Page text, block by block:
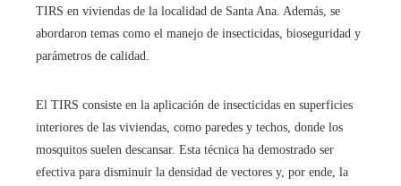
TIRS en viviendas de la localidad de Santa Ana. Además, se
abordaron temas como el manejo de insecticidas, bioseguridad y
parámetros de calidad.​
El TIRS consiste en la aplicación de insecticidas en superficies
interiores de las viviendas, como paredes y techos, donde los
mosquitos suelen descansar. Esta técnica ha demostrado ser
efectiva para disminuir la densidad de vectores y, por ende, la